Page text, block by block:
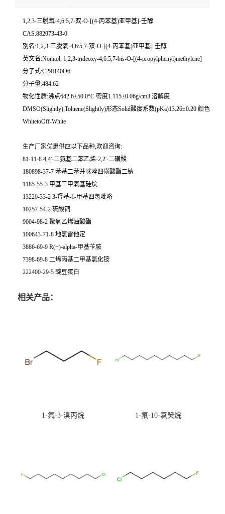
1,2,3-三脱氧-4,6:5,7-双-O-[(4-丙苯基)亚甲基]-壬醇
CAS:882073-43-0
别名:1,2,3-三脱氧-4,6:5,7-双-O-[(4-丙苯基)亚甲基]-壬醇
英文名:Nonitol, 1,2,3-trideoxy-4,6:5,7-bis-O-[(4-propylphenyl)methylene]
分子式:C29H40O6
分子量:484.62
物化性质:沸点642.6±50.0°C 密度1.115±0.06g/cm3 溶解度
DMSO(Slightly),Toluene(Slightly)形态Solid酸度系数(pKa)13.26±0.20 颜色
WhitetoOff-White
生产厂家优惠供应以下品种,欢迎咨询:
81-11-8 4,4'-二氨基二苯乙烯-2,2'-二磺酸
180898-37-7 苯基二苯并咪唑四磺酸酯二钠
1185-55-3 甲基三甲氧基硅烷
13220-33-2 3-羟基-1-甲基四氢吡咯
10257-54-2 硫酸铜
9004-98-2 聚氧乙烯油酸酯
100643-71-8 地氯雷他定
3886-69-9 R(+)-alpha-甲基苄胺
7398-69-8 二烯丙基二甲基氯化铵
222400-29-5 豌豆蛋白
相关产品：
1-氟-3-溴丙烷 1-氟-10-氯癸烷